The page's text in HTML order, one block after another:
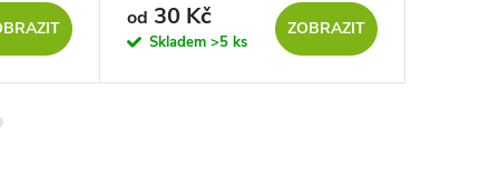
od 30 Kč
Skladem >5 ks
ZOBRAZIT